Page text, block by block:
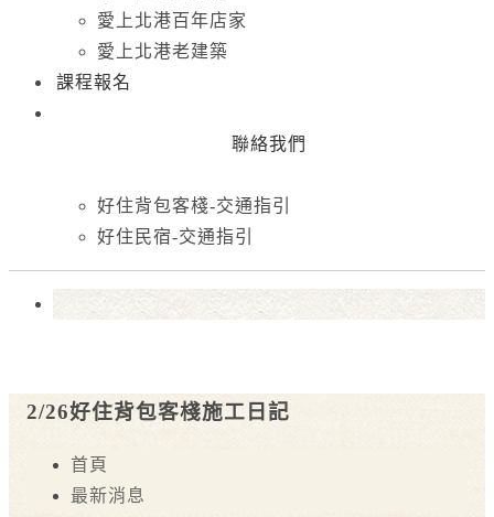
愛上北港百年店家
愛上北港老建築
課程報名
聯絡我們
好住背包客棧-交通指引
好住民宿-交通指引
2/26好住背包客棧施工日記
首頁
最新消息